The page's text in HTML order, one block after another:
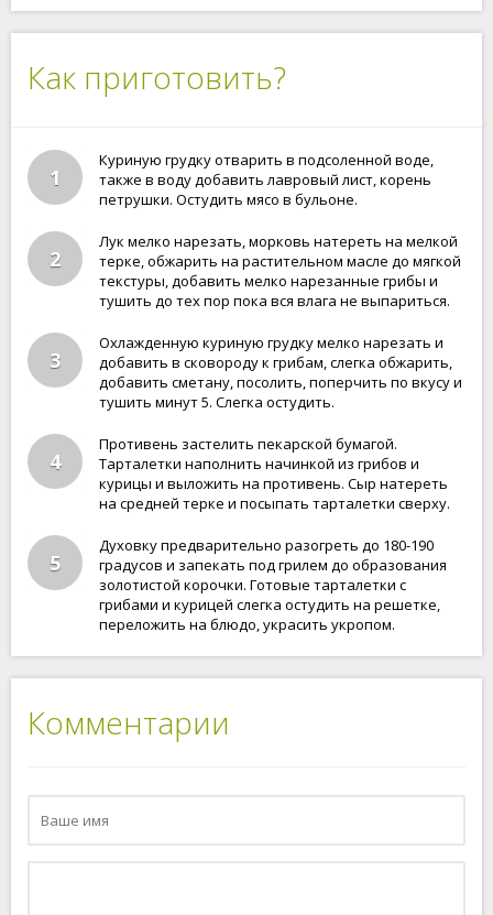
Как приготовить?
1
Куриную грудку отварить в подсоленной воде,
также в воду добавить лавровый лист, корень
петрушки. Остудить мясо в бульоне.
2
Лук мелко нарезать, морковь натереть на мелкой
терке, обжарить на растительном масле до мягкой
текстуры, добавить мелко нарезанные грибы и
тушить до тех пор пока вся влага не выпариться.
3
Охлажденную куриную грудку мелко нарезать и
добавить в сковороду к грибам, слегка обжарить,
добавить сметану, посолить, поперчить по вкусу и
тушить минут 5. Слегка остудить.
4
Противень застелить пекарской бумагой.
Тарталетки наполнить начинкой из грибов и
курицы и выложить на противень. Сыр натереть
на средней терке и посыпать тарталетки сверху.
5
Духовку предварительно разогреть до 180-190
градусов и запекать под грилем до образования
золотистой корочки. Готовые тарталетки с
грибами и курицей слегка остудить на решетке,
переложить на блюдо, украсить укропом.
Комментарии